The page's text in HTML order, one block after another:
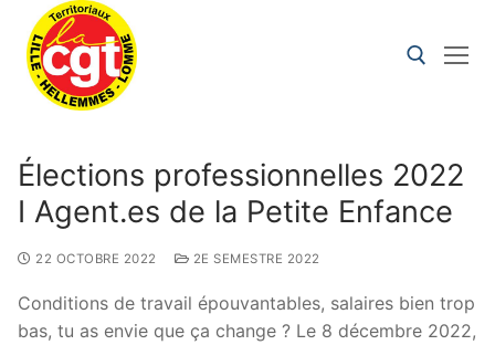
Élections professionnelles 2022
I Agent.es de la Petite Enfance
22 OCTOBRE 2022 2E SEMESTRE 2022
Conditions de travail épouvantables, salaires bien trop
bas, tu as envie que ça change ? Le 8 décembre 2022,